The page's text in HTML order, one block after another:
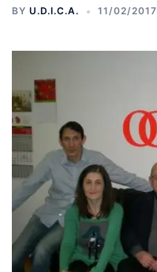
BY U.D.I.C.A. 11/02/2017